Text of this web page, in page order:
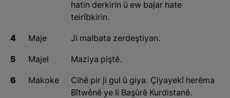
hatin derkirin û ew bajar hate
teirîbkirin.
4 Maje Ji malbata zerdeştiyan.
5 Majel Maziya piştê.
6 Makoke
Cihê pir ji gul û giya. Çiyayekî herêma
Bîtwênê ye li Başûrê Kurdistanê.